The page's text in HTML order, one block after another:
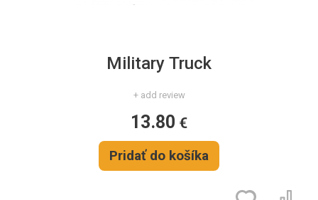
Military Truck
+ add review
13.80 €
Pridať do košíka